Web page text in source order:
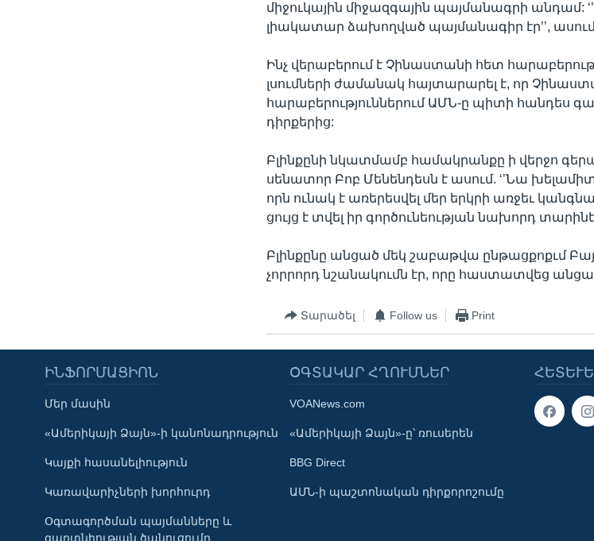
Learning English
ՀԵՏԵՒԵՔ ՄԵԶ
միջուկային միջազգային պայմանագրի անդամ:
լիակատար ձախողված պայմանագիր էր’’,
Ինչ վերաբերում է Չինաստանի հետ
լսումների ժամանակ հայտարարել է, որ
հարաբերություններում ԱՄՆ-ը պիտի հանդես գա
դիրքերից:
Բլինքընի նկատմամբ համակրանքը ի վերջո
սենատոր Բոբ Մենենդեսն է ասում. ‘’Նա
որն ունակ է առերեսվել մեր երկրի առջեւ
ցույց է տվել իր գործունեության նախորդ
Բլինքընը անցած մեկ շաբաթվա ընթացքոքւմ
չորրորդ նշանակումն էր, որը հաստատվեց
Տարածել Follow us Print
ԻՆՖՈՐՄԱՑԻՈՆ
Մեր մասին
«Ամերիկայի Ձայն»-ի կանոնադրություն
Կայքի հասանելիություն
Կառավարիչների խորհուրդ
Օգտագործման պայմանները և
գաղտնիության ծանուցումը
ՕԳՏԱԿԱՐ ՀՂՈՒՄՆԵՐ
VOANews.com
«Ամերիկայի Ձայն»-ը՝ ռուսերեն
BBG Direct
ԱՄՆ-ի պաշտոնական դիրքորոշումը